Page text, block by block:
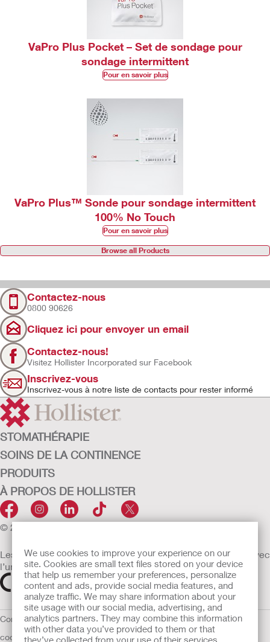
We use cookies to improve your experience on our
site. Cookies are small text files stored on your device
that help us remember your preferences, personalize
content and ads, provide social media features, and
analyze traffic. We may share information about your
site usage with our social media, advertising, and
analytics partners. They may combine this information
with other data you’ve provided to them or that
they’ve collected from your use of their services.
VaPro Plus Pocket – Set de sondage pour
sondage intermittent​
Pour en savoir plus
VaPro Plus™ Sonde pour sondage intermittent
100% No Touch
Pour en savoir plus
Browse all Products
Contactez-nous
0800 90626
Cliquez ici pour envoyer un email
Contactez-nous!
Visitez Hollister Incorporated sur Facebook
Inscrivez-vous
Inscrivez-vous à notre liste de contacts pour rester informé
STOMATHÉRAPIE
SOINS DE LA CONTINENCE
PRODUITS
À PROPOS DE HOLLISTER
© 2026 Hollister Incorporated
Les dispositifs médicaux vendus dans l’UE sont marqués avec
l’un des symboles suivants selon le besoin
Conditions d'utilisationPolitique de confidentialitéUtilisation des
cookies UE Avis au Dénonciateur